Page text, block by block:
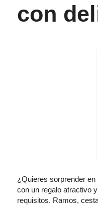
con
¿Quieres sorprender
con un regalo atractivo
requisitos. Ramos,